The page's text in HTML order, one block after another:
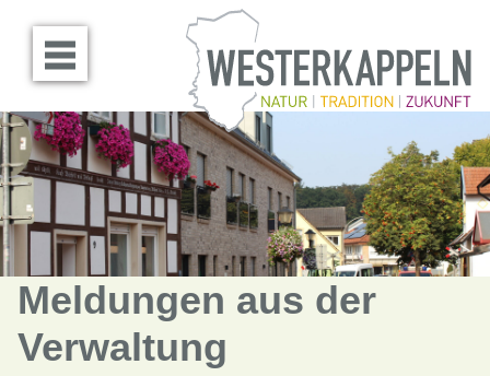
Menü öffnen
Meldungen aus der
Verwaltung